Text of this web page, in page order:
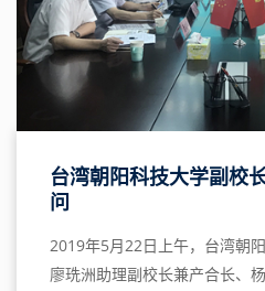
台湾朝阳科技大学副校
问
2019年5月22日上午，台湾朝
廖珗洲助理副校长兼产合长、